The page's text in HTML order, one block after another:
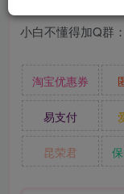
小白不懂得加Q群
淘宝优惠券
易支付
昆荣君